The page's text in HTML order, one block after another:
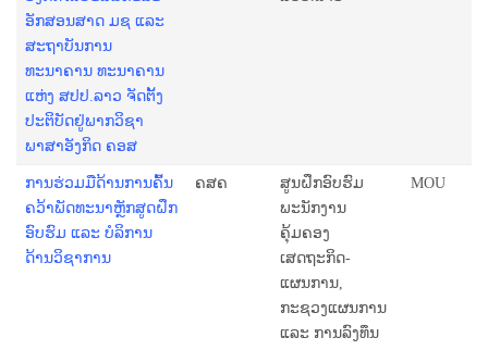
ອັກສອນສາດ ມຊ ແລະ
ສະຖາບັນການ
ທະນາຄານ ທະນາຄານ
ແຫ່ງ ສປປ.ລາວ ຈັດຕັ້ງ
ປະຕິບັດຢູ່ພາກວິຊາ
ພາສາອັງກິດ ຄອສ
ການຮ່ວມມືດ້ານການຄົ້ນ
ຄວ້າພັດທະນາຫຼັກສູດຝຶກ
ອົບຮົມ ແລະ ບໍລິການ
ດ້ານວິຊາການ
ຄສຄ
ສູນຝຶກອົບຮົມ
ພະນັກງານ
ຄຸ້ມຄອງ
ເສດຖະກິດ-
ແຜນການ,
ກະຊວງແຜນການ
ແລະ ການລົງທຶນ
MOU